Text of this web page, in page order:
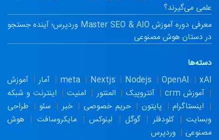
علمی می‌گیرند؟
معرفی دوره آموزش Master SEO & AIO وردپرس؛ آینده جستجو
در دستان هوش مصنوعی
دسته‌ها
meta
Nextjs Nodejs OpenAI xAI آمار
آموزش
آموزش crm
آنتروپیک المنتور امنیت
اینترنت و شبکه
اینستاگرام
پایتون حریم خصوصی خبر سئو
طراحی
وبسایت
کلودفلر گوگل لینوکس مایکروسافت
هوش
مصنوعی
وردپرس